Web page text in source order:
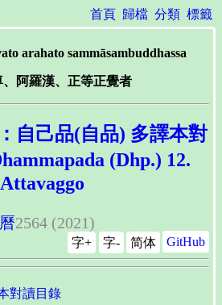
首頁 歸檔 分類 標籤
arahato sammāsambuddhassa
、阿羅漢、正等正覺者
自己品(自品) 多譯本對
(Dhp.) 12.
Attavaggo
2564 (2021)
GitHub
简体
字+ 字-
對讀目錄